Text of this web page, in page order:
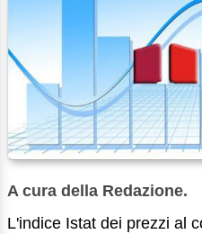
A cura della Redazione.
L'indice Istat dei prezzi al